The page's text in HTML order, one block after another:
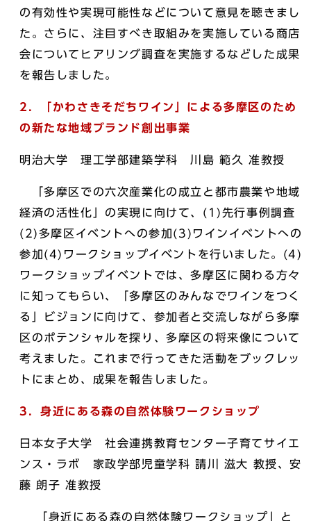
の有効性や実現可能性などについて意見を聴きまし
た。さらに、注目すべき取組みを実施している商店
会についてヒアリング調査を実施するなどした成果
を報告しました。
2．
「かわさきそだちワイン」による多摩区のため
の新たな地域ブランド創出事業
明治大学 理工学部建築学科 川島 範久 准教授
「多摩区での六次産業化の成立と都市農業や地域
経済の活性化」の実現に向けて、(1)先行事例調査
(2)多摩区イベントへの参加(3)ワインイベントへの
参加(4)ワークショップイベントを行いました。(4)
ワークショップイベントでは、多摩区に関わる方々
に知ってもらい、「多摩区のみんなでワインをつく
る」ビジョンに向けて、参加者と交流しながら多摩
区のポテンシャルを探り、多摩区の将来像について
考えました。これまで行ってきた活動をブックレッ
トにまとめ、成果を報告しました。
3．身近にある森の自然体験ワークショップ
日本女子大学 社会連携教育センター子育てサイエ
ンス・ラボ 家政学部児童学科 請川 滋大 教授、安
藤 朗子 准教授
「身近にある森の自然体験ワークショップ」と